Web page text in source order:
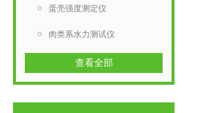
蛋壳强度测定仪
肉类系水力测试仪
查看全部